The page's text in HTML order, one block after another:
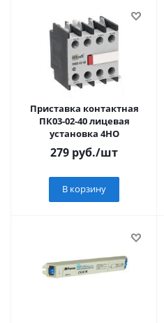
Приставка контактная
ПК03-02-40 лицевая
установка 4НО
279 руб./шт
В корзину